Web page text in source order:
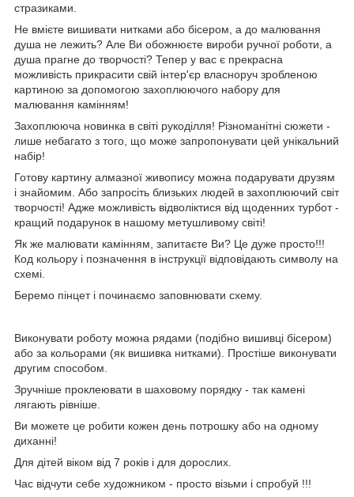
стразиками.
Не вмієте вишивати нитками або бісером, а до малювання
душа не лежить? Але Ви обожнюєте вироби ручної роботи, а
душа прагне до творчості? Тепер у вас є прекрасна
можливість прикрасити свій інтер'єр власноруч зробленою
картиною за допомогою захоплюючого набору для
малювання камінням!
Захоплююча новинка в світі рукоділля! Різноманітні сюжети -
лише небагато з того, що може запропонувати цей унікальний
набір!
Готову картину алмазної живопису можна подарувати друзям
і знайомим. Або запросіть близьких людей в захоплюючий світ
творчості! Адже можливість відволіктися від щоденних турбот -
кращий подарунок в нашому метушливому світі!
Як же малювати камінням, запитаєте Ви? Це дуже просто!!!
Код кольору і позначення в інструкції відповідають символу на
схемі.
Беремо пінцет і починаємо заповнювати схему.
Виконувати роботу можна рядами (подібно вишивці бісером)
або за кольорами (як вишивка нитками). Простіше виконувати
другим способом.
Зручніше проклеювати в шаховому порядку - так камені
лягають рівніше.
Ви можете це робити кожен день потрошку або на одному
диханні!
Для дітей віком від 7 років і для дорослих.
Час відчути себе художником - просто візьми і спробуй !!!